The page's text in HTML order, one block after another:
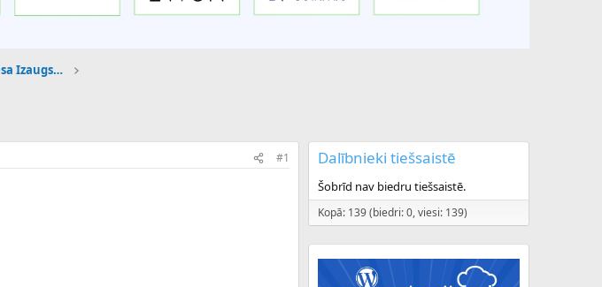
Online Uzņēmējdarbība un Biznesa Izaugsme
#1 Dalībnieki tiešsaistē
Šobrīd nav biedru tiešsaistē.
Kopā: 139 (biedri: 0, viesi: 139)